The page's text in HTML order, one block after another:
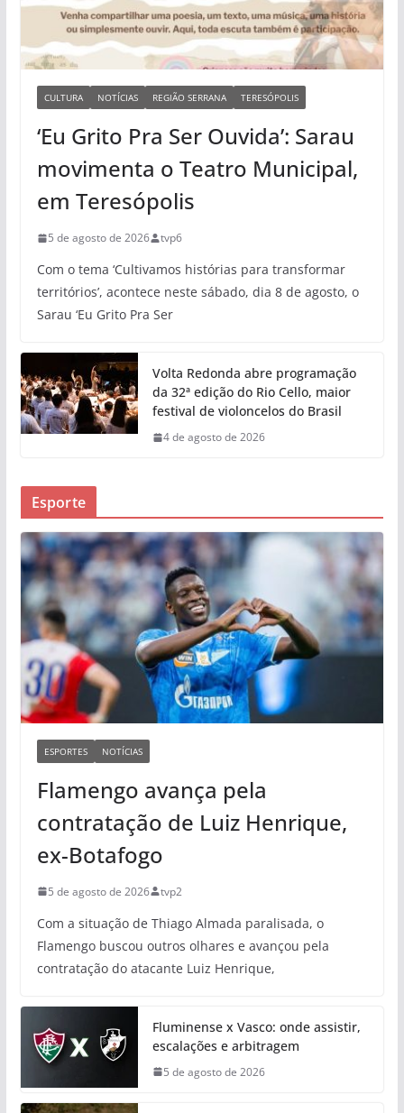
CULTURA NOTÍCIAS REGIÃO SERRANA TERESÓPOLIS
‘Eu Grito Pra Ser Ouvida’: Sarau
movimenta o Teatro Municipal,
em Teresópolis
5 de agosto de 2026 tvp6
Com o tema ‘Cultivamos histórias para transformar
territórios’, acontece neste sábado, dia 8 de agosto, o
Sarau ‘Eu Grito Pra Ser
Volta Redonda abre programação
da 32ª edição do Rio Cello, maior
festival de violoncelos do Brasil
4 de agosto de 2026
Esporte
ESPORTES NOTÍCIAS
Flamengo avança pela
contratação de Luiz Henrique,
ex-Botafogo
5 de agosto de 2026 tvp2
Com a situação de Thiago Almada paralisada, o
Flamengo buscou outros olhares e avançou pela
contratação do atacante Luiz Henrique,
Fluminense x Vasco: onde assistir,
escalações e arbitragem
5 de agosto de 2026